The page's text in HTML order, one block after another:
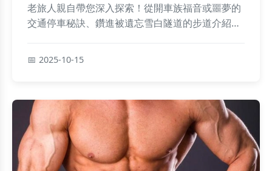
老旅人親自帶您深入探索！從開車族福音或噩夢的
交通停車秘訣、鑽進被遺忘雪白隧道的步道介紹，
2025-10-15